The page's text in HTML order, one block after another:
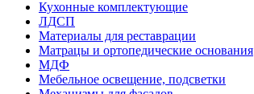
Кухонные комплектующие
ЛДСП
Материалы для реставрации
Матрацы и ортопедические основания
МДФ
Мебельное освещение, подсветки